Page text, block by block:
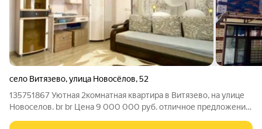
село Витязево,улица Новосёлов,52
135751867 Уютная 2комнатная квартира в Витязево, на улице
Новоселов. br br Цена 9 000 000 руб. отличное предложение